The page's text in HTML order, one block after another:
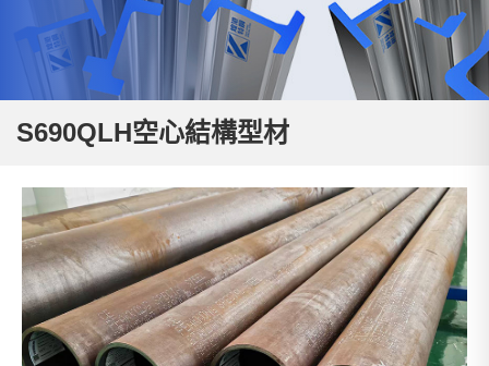
S690QLH空心結構型材